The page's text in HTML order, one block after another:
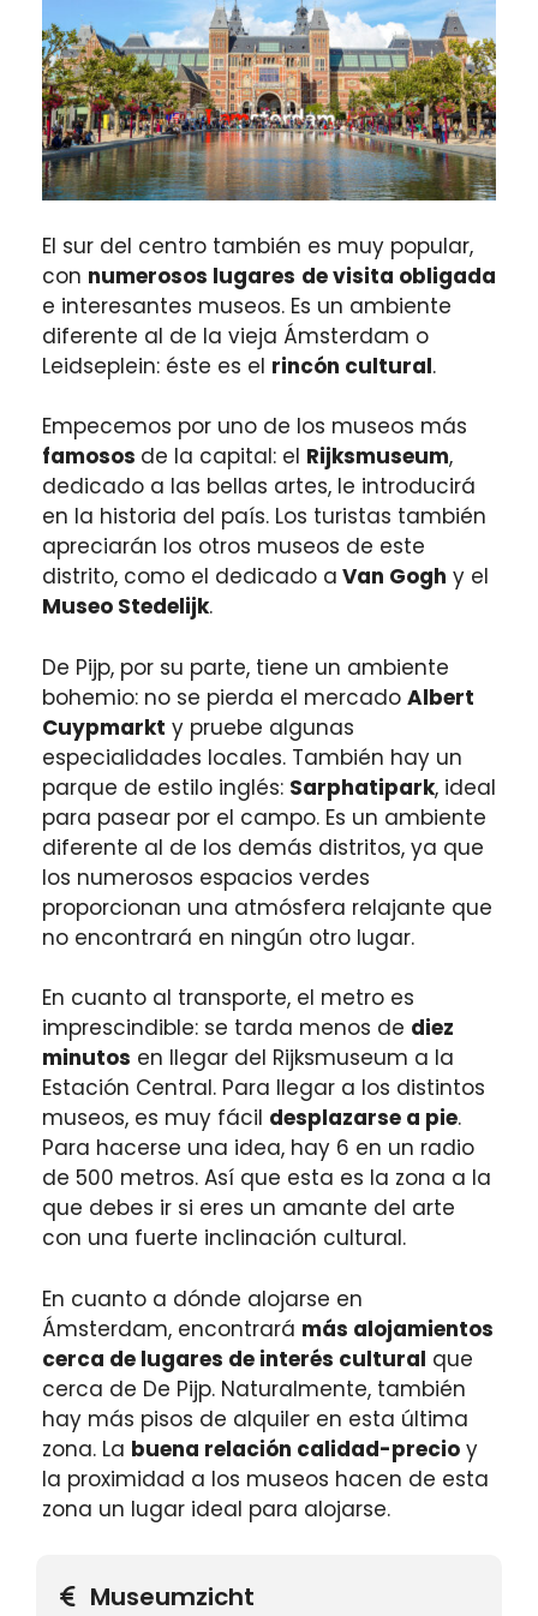
El sur del centro también es muy popular,
con numerosos lugares de visita obligada
e interesantes museos. Es un ambiente
diferente al de la vieja Ámsterdam o
Leidseplein: éste es el rincón cultural.
Empecemos por uno de los museos más
famosos de la capital: el Rijksmuseum,
dedicado a las bellas artes, le introducirá
en la historia del país. Los turistas también
apreciarán los otros museos de este
distrito, como el dedicado a Van Gogh y el
Museo Stedelijk.
De Pijp, por su parte, tiene un ambiente
bohemio: no se pierda el mercado Albert
Cuypmarkt y pruebe algunas
especialidades locales. También hay un
parque de estilo inglés: Sarphatipark, ideal
para pasear por el campo. Es un ambiente
diferente al de los demás distritos, ya que
los numerosos espacios verdes
proporcionan una atmósfera relajante que
no encontrará en ningún otro lugar.
En cuanto al transporte, el metro es
imprescindible: se tarda menos de diez
minutos en llegar del Rijksmuseum a la
Estación Central. Para llegar a los distintos
museos, es muy fácil desplazarse a pie.
Para hacerse una idea, hay 6 en un radio
de 500 metros. Así que esta es la zona a la
que debes ir si eres un amante del arte
con una fuerte inclinación cultural.
En cuanto a dónde alojarse en
Ámsterdam, encontrará más alojamientos
cerca de lugares de interés cultural que
cerca de De Pijp. Naturalmente, también
hay más pisos de alquiler en esta última
zona. La buena relación calidad-precio y
la proximidad a los museos hacen de esta
zona un lugar ideal para alojarse.
Museumzicht